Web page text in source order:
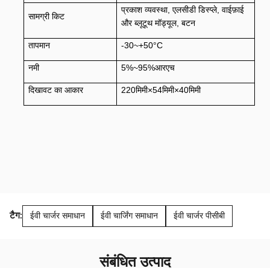
सामग्री किट
प्रकाश व्यवस्था, एलसीडी डिस्प्ले, वाईफ़ाई
और ब्लूटूथ मॉड्यूल, बटन
तापमान -30~+50°C
नमी 5%~95%आरएच
दिखावट का आकार 220मिमी×54मिमी×40मिमी
टैग: ईवी चार्जर समाधान ईवी चार्जिंग समाधान ईवी चार्जर पीसीबी
संबंधित उत्पाद